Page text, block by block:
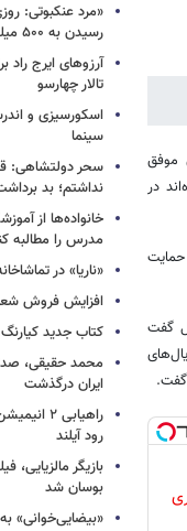
موفق
در
حمایت
گفت
گفت.
«مرد عنکبوتی:
رسیدن به ۵۰۰ میلیون دلار
آرزوهای ایرج راد
تالار چهارسو
اسکورسیزی و
سینما
سحر دولتشاهی:
نداشتم؛ بد
خانواده‌ها از
مدرس را مطالبه
«ناریا» در
افزایش فروش شعر
کتاب جدید
محمد حقیقی،
ایران درگذشت
راهیابی
رود آیلند
بازیگر مالزیایی،
بوسان شد
«بیضایی‌خوانی»